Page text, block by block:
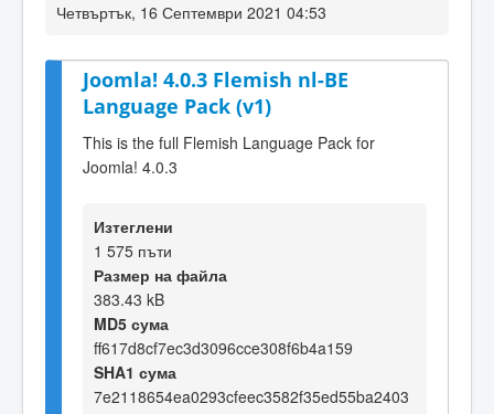
Четвъртък, 16 Септември 2021 04:53
Joomla! 4.0.3 Flemish nl-BE
Language Pack (v1)
This is the full Flemish Language Pack for
Joomla! 4.0.3
Изтеглени
1 575 пъти
Размер на файла
383.43 kB
MD5 сума
ff617d8cf7ec3d3096cce308f6b4a159
SHA1 сума
7e2118654ea0293cfeec3582f35ed55ba2403